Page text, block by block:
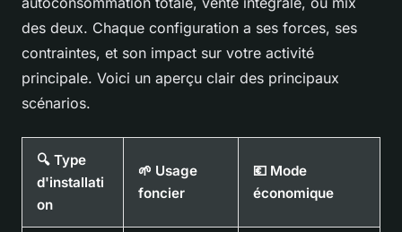
des deux. Chaque configuration a ses forces, ses
contraintes, et son impact sur votre activité
principale. Voici un aperçu clair des principaux
scénarios.
🔍 Type
d'installati
on
🌱 Usage
foncier
💶 Mode
économique